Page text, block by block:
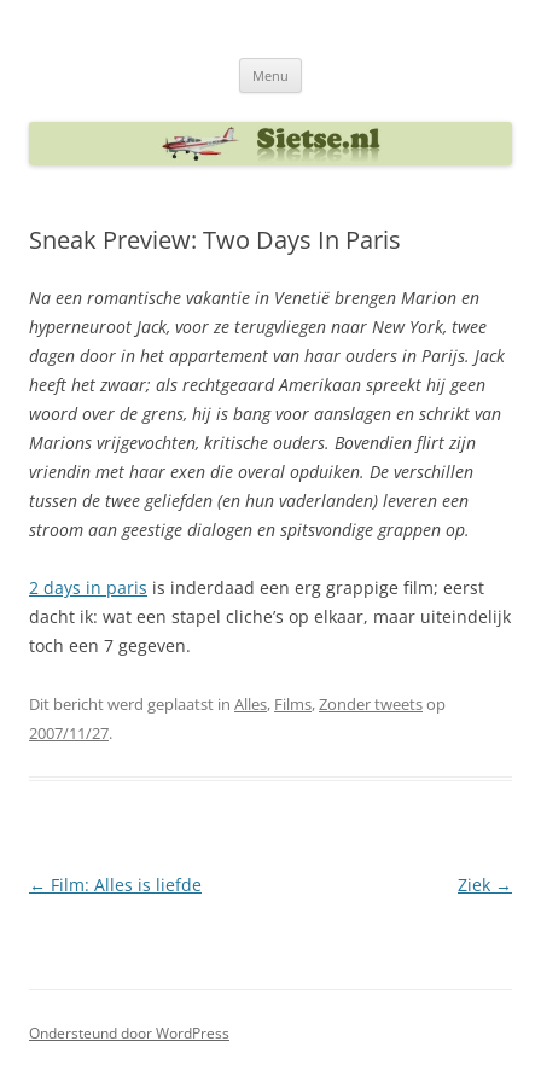
Menu
Sneak Preview: Two Days In Paris
Na een romantische vakantie in Venetië brengen Marion en
hyperneuroot Jack, voor ze terugvliegen naar New York, twee
dagen door in het appartement van haar ouders in Parijs. Jack
heeft het zwaar; als rechtgeaard Amerikaan spreekt hij geen
woord over de grens, hij is bang voor aanslagen en schrikt van
Marions vrijgevochten, kritische ouders. Bovendien flirt zijn
vriendin met haar exen die overal opduiken. De verschillen
tussen de twee geliefden (en hun vaderlanden) leveren een
stroom aan geestige dialogen en spitsvondige grappen op.
2 days in paris is inderdaad een erg grappige film; eerst
dacht ik: wat een stapel cliche’s op elkaar, maar uiteindelijk
toch een 7 gegeven.
Dit bericht werd geplaatst in Alles, Films,Zonder tweetsop
2007/11/27.
Berichtnavigatie
← Film: Alles is liefde Ziek →
Ondersteund door WordPress